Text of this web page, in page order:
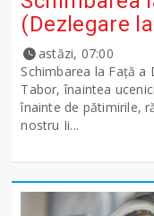
(Dezlegare
astăzi, 07:00
Schimbarea la Față
Tabor, înaintea
înainte de pătimirile,
nostru Ii...